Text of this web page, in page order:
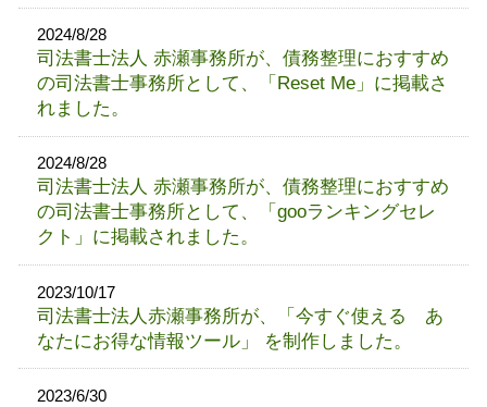
2024/8/28
司法書士法人 赤瀬事務所が、債務整理におすすめ
の司法書士事務所として、「Reset Me」に掲載さ
れました。
2024/8/28
司法書士法人 赤瀬事務所が、債務整理におすすめ
の司法書士事務所として、「gooランキングセレ
クト」に掲載されました。
2023/10/17
司法書士法人赤瀬事務所が、「今すぐ使える あ
なたにお得な情報ツール」 を制作しました。
2023/6/30